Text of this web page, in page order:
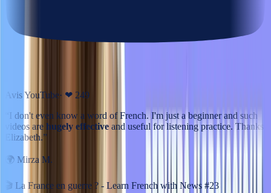
Avis YouTube· ❤ 249
I don't even know a word of French. I'm just a beginner and such
videos are hugely effective and useful for listening practice. Thanks
Elizabeth.”
🌍 Mirza M.
🎬 La France en guerre ? - Learn French with News #23